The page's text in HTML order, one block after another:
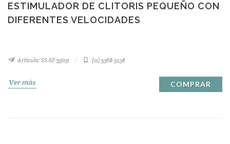
ESTIMULADOR DE CLITORIS PEQUEÑO CON
DIFERENTES VELOCIDADES
Artículo: SS-SF-55031 (11) 5368-5238
Ver más COMPRAR